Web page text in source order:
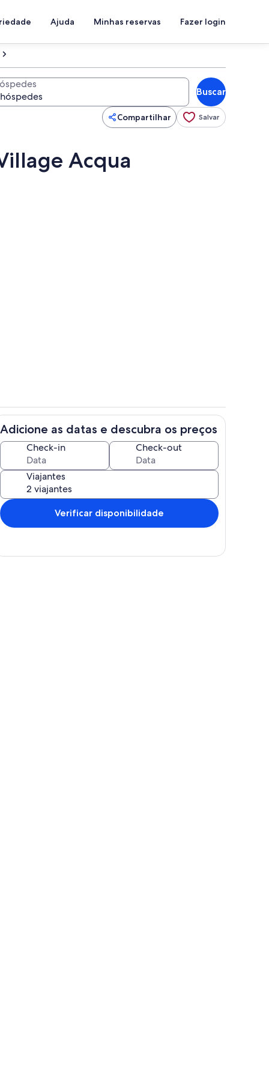
Ajuda Minhas reservas Fazer login
Buscar
Compartilhar Salvar
Acqua
Quarto
Adicione as datas e descubra os preços
Check-in Check-out
Viajantes
Verificar disponibilidade